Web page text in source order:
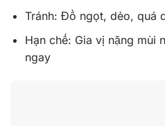
Tránh: Đồ ngọt, dẻo, quá
Hạn chế: Gia vị nặng mùi
ngay